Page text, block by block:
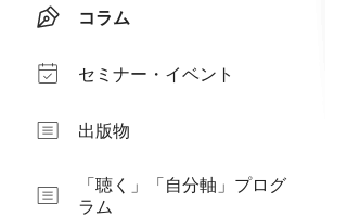
コラム
セミナー・イベント
出版物
「聴く」「自分軸」プログ
ラム